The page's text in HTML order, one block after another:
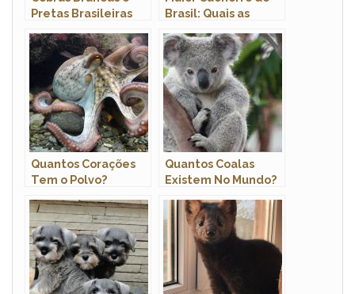
Pretas Brasileiras
Brasil: Quais as
Quantos Corações
Tem o Polvo?
têm?
Quantos Coalas
Existem No Mundo?
Localizam?